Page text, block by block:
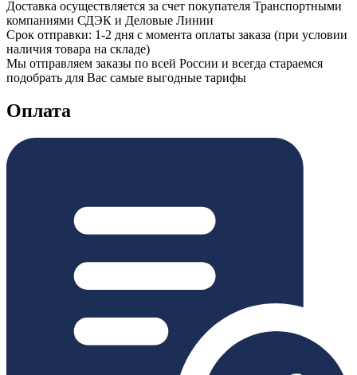
Доставка осуществляется за счет покупателя Транспортными
компаниями СДЭК и Деловые Линии
Срок отправки: 1-2 дня с момента оплаты заказа (при условии
наличия товара на складе)
Мы отправляем заказы по всей России и всегда стараемся
подобрать для Вас самые выгодные тарифы
Оплата